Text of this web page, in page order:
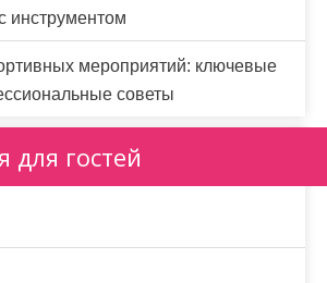
инструментом
мероприятий: ключевые
советы
гостей